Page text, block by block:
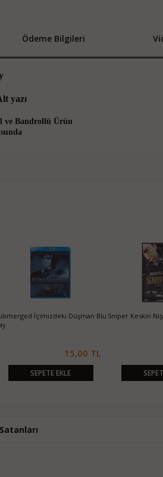
Ödeme Bilgileri
yazı
ve Bandrollü Ürün
İçimizdeki Düşman Blu
15,00 TL
SEPETE EKLE
Sniper Keskin